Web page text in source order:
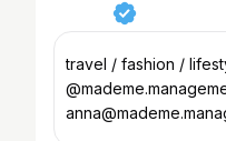
travel / fashion / lifestyle